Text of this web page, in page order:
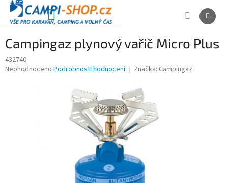
Přejít
obsah
NÁKUPNÍ
Campingaz plynový vařič Micro Plus
432740
Průměrné
Neohodnoceno Podrobnosti hodnocení Značka: Campingaz